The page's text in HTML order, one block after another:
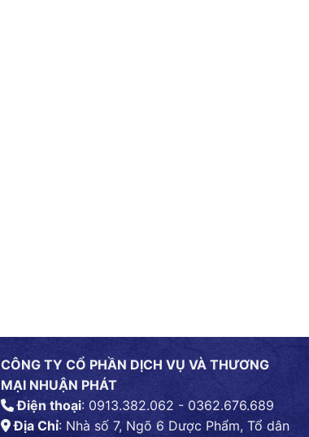
CÔNG TY CỔ PHẦN DỊCH VỤ VÀ THƯƠNG
MẠI NHUẬN PHÁT
Điện thoại: 0913.382.062 - 0362.676.689
Địa Chỉ: Nhà số 7, Ngõ 6 Dược Phẩm, Tổ dân